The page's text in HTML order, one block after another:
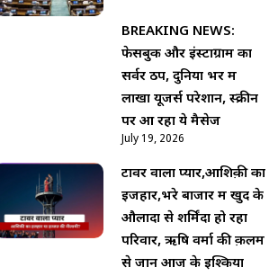
BREAKING NEWS:
फेसबुक और इंस्टाग्राम का
सर्वर ठप, दुनिया भर में
लाखों यूजर्स परेशान, स्क्रीन
पर आ रहा ये मैसेज
July 19, 2026
टावर वाला प्यार,आशिक़ी का
इजहार,भरे बाजार में खुद के
औलादों से शर्मिंदा हो रहा
परिवार, ऋषि वर्मा की क़लम
से जानें आज के इश्किया